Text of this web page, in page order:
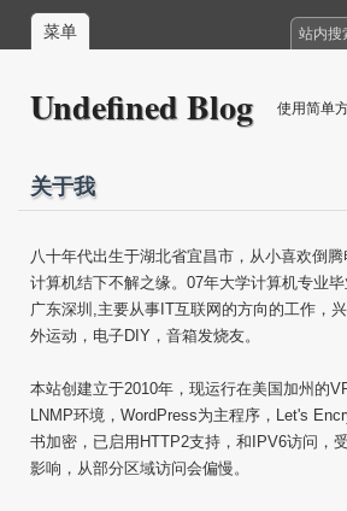
菜单
Undefined Blog 使用简单
关于我
八十年代出生于湖北省宜昌市，从小喜欢倒
计算机结下不解之缘。07年大学计算机专业
广东深圳,主要从事IT互联网的方向的工作，
外运动，电子DIY，音箱发烧友。
本站创建立于2010年，现运行在美国加州的
LNMP环境，WordPress为主程序，Let's
书加密，已启用HTTP2支持，和IPV6访问，
影响，从部分区域访问会偏慢。